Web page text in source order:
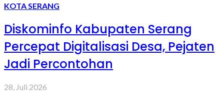
KOTA SERANG
Diskominfo Kabupaten Serang
Percepat Digitalisasi Desa, Pejaten
Jadi Percontohan
28, Juli 2026